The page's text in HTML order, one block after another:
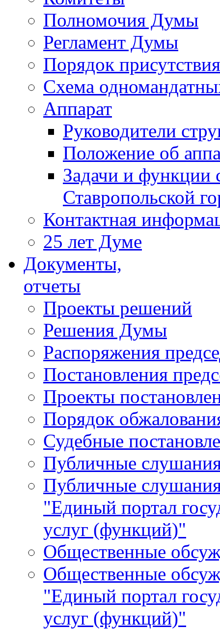
Полномочия Думы
Регламент Думы
Порядок
Схема
Аппарат
Руководители
Положение об
Задачи и функции
Ставропольской
Контактная
25 лет Думе
Документы,
отчеты
Проекты решений
Решения Думы
Распоряжения
Постановления
Проекты
Порядок
Судебные
Публичные
Публичные
"Единый портал
услуг (функций)"
Общественные
Общественные
"Единый портал
услуг (функций)"